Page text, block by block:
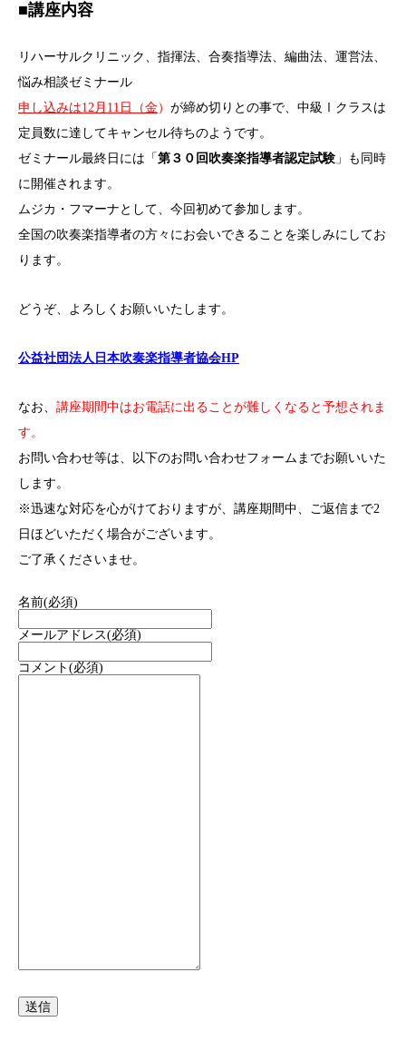
■講座内容
リハーサルクリニック、指揮法、合奏指導法、編曲法、運営法、
悩み相談ゼミナール
申し込みは12月11日（金 ） が締め切りとの事で、中級Ⅰクラスは
定員数に達してキャンセル待ちのようです。
ゼミナール最終日には「第３０回吹奏楽指導者認定試験 」も同時
に開催されます。
ムジカ・フマーナとして、今回初めて参加します。
全国の吹奏楽指導者の方々にお会いできることを楽しみにしてお
ります。
どうぞ、よろしくお願いいたします。
公益社団法人日本吹奏楽指導者協会HP
なお、 講座期間中はお電話に出ることが難しくなると予想されま
す。
お問い合わせ等は、以下のお問い合わせフォームまでお願いいた
します。
※迅速な対応を心がけておりますが、講座期間中、ご返信まで2
日ほどいただく場合がございます。
ご了承くださいませ。
名前(必須)
メールアドレス(必須)
コメント (必須)
送信